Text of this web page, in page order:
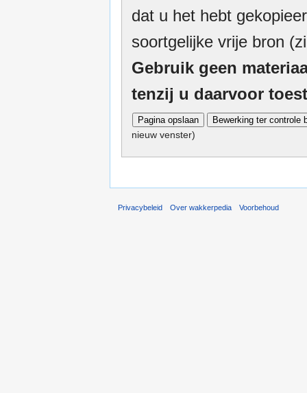
dat u het hebt
soortgelijke vrije bron
Gebruik geen
tenzij u daarvoor
nieuw venster)
Privacybeleid Over wakkerpedia Voorbehoud